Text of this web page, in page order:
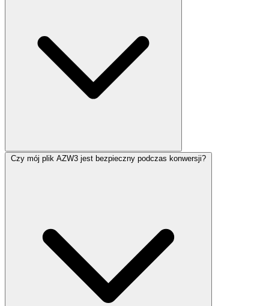
Czy mój plik AZW3 jest bezpieczny podczas konwersji?